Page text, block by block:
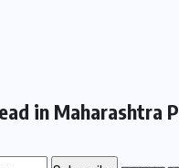
in Maharashtra